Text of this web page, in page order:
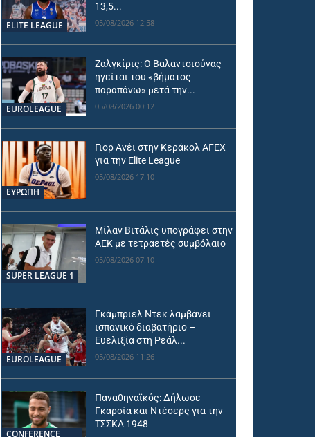
ELITE LEAGUE
13,5...
05/08/2026 12:58
EUROLEAGUE
Ζαλγκίρις: Ο Βαλαντσιούνας
ηγείται του «βήματος
παραπάνω» μετά την...
05/08/2026 00:12
ΕΥΡΩΠΗ
Γιορ Ανέι στην Κεράκολ ΑΓΕΧ
για την Elite League
05/08/2026 17:10
SUPER LEAGUE 1
Μίλαν Βιτάλις υπογράφει στην
ΑΕΚ με τετραετές συμβόλαιο
05/08/2026 07:10
EUROLEAGUE
Γκάμπριελ Ντεκ λαμβάνει
ισπανικό διαβατήριο –
Ευελιξία στη Ρεάλ...
05/08/2026 11:26
CONFERENCE
Παναθηναϊκός: Δήλωσε
Γκαρσία και Ντέσερς για την
ΤΣΣΚΑ 1948